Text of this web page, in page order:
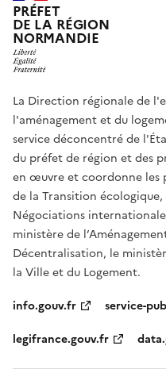
PRÉFET
DE LA RÉGION
NORMANDIE
La Direction régionale de
l'aménagement et du
service déconcentré de
du préfet de région et des
en œuvre et coordonne les
de la Transition
Négociations
ministère de
Décentralisation, le
la Ville et du Logement.
info.gouv.fr
service-
legifrance.gouv.fr